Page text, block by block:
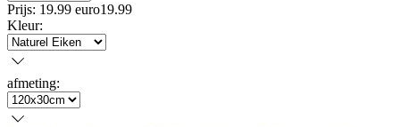
Prijs: 19.99 euro19.99
Kleur:
afmeting: